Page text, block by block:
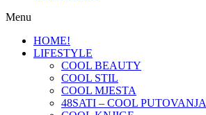
Menu
HOME!
LIFESTYLE
COOL BEAUTY
COOL STIL
COOL MJESTA
48SATI – COOL PUTOVANJA